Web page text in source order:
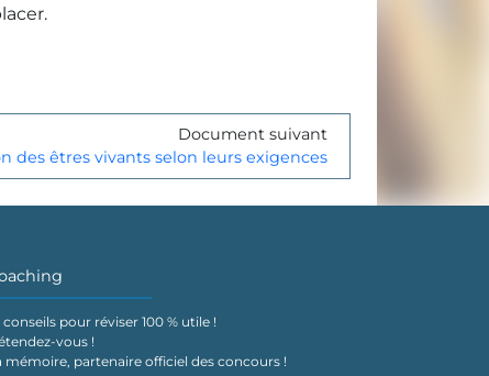
Document suivant
des êtres vivants selon leurs exigences
conseils pour réviser 100 % utile !
vous !
mémoire, partenaire officiel des concours !